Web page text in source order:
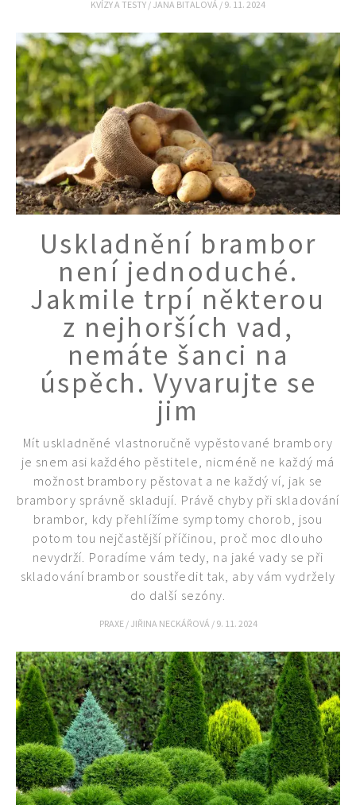
KVÍZY A TESTY / JANA BITALOVÁ / 9. 11. 2024
Uskladnění brambor
není jednoduché.
Jakmile trpí některou
z nejhorších vad,
nemáte šanci na
úspěch. Vyvarujte se
jim
Mít uskladněné vlastnoručně vypěstované brambory
je snem asi každého pěstitele, nicméně ne každý má
možnost brambory pěstovat a ne každý ví, jak se
brambory správně skladují. Právě chyby při skladování
brambor, kdy přehlížíme symptomy chorob, jsou
potom tou nejčastější příčinou, proč moc dlouho
nevydrží. Poradíme vám tedy, na jaké vady se při
skladování brambor soustředit tak, aby vám vydržely
do další sezóny.
PRAXE / JIŘINA NECKÁŘOVÁ / 9. 11. 2024